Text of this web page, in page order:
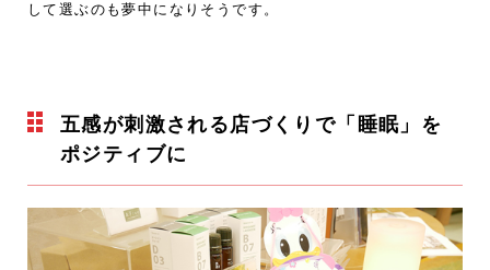
して選ぶのも夢中になりそうです。
五感が刺激される店づくりで「睡眠」を
ポジティブに